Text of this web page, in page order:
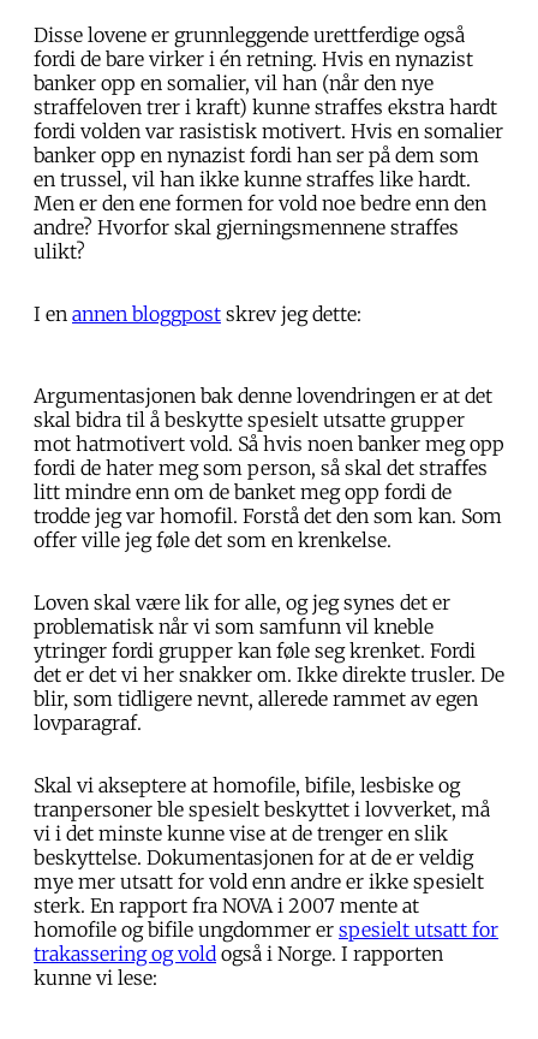
Disse lovene er grunnleggende urettferdige også
fordi de bare virker i én retning. Hvis en nynazist
banker opp en somalier, vil han (når den nye
straffeloven trer i kraft) kunne straffes ekstra hardt
fordi volden var rasistisk motivert. Hvis en somalier
banker opp en nynazist fordi han ser på dem som
en trussel, vil han ikke kunne straffes like hardt.
Men er den ene formen for vold noe bedre enn den
andre? Hvorfor skal gjerningsmennene straffes
ulikt?
I en annen bloggpost skrev jeg dette:
Argumentasjonen bak denne lovendringen er at det
skal bidra til å beskytte spesielt utsatte grupper
mot hatmotivert vold. Så hvis noen banker meg opp
fordi de hater meg som person, så skal det straffes
litt mindre enn om de banket meg opp fordi de
trodde jeg var homofil. Forstå det den som kan. Som
offer ville jeg føle det som en krenkelse.
Loven skal være lik for alle, og jeg synes det er
problematisk når vi som samfunn vil kneble
ytringer fordi grupper kan føle seg krenket. Fordi
det er det vi her snakker om. Ikke direkte trusler. De
blir, som tidligere nevnt, allerede rammet av egen
lovparagraf.
Skal vi akseptere at homofile, bifile, lesbiske og
tranpersoner ble spesielt beskyttet i lovverket, må
vi i det minste kunne vise at de trenger en slik
beskyttelse. Dokumentasjonen for at de er veldig
mye mer utsatt for vold enn andre er ikke spesielt
sterk. En rapport fra NOVA i 2007 mente at
homofile og bifile ungdommer er spesielt utsatt for
trakassering og vold også i Norge. I rapporten
kunne vi lese: